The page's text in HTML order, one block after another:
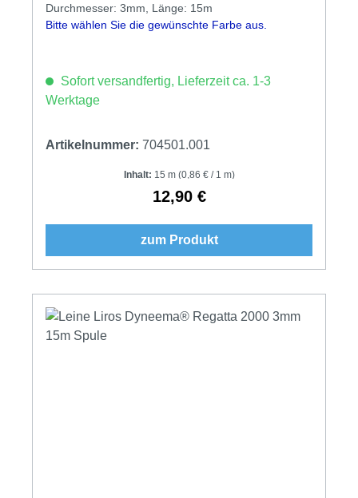
Durchmesser: 3mm, Länge: 15m
Bitte wählen Sie die gewünschte Farbe aus.
Sofort versandfertig, Lieferzeit ca. 1-3
Werktage
Artikelnummer: 704501.001
Inhalt: 15 m (0,86 € / 1 m)
Regulärer Preis:
12,90 €
zum Produkt